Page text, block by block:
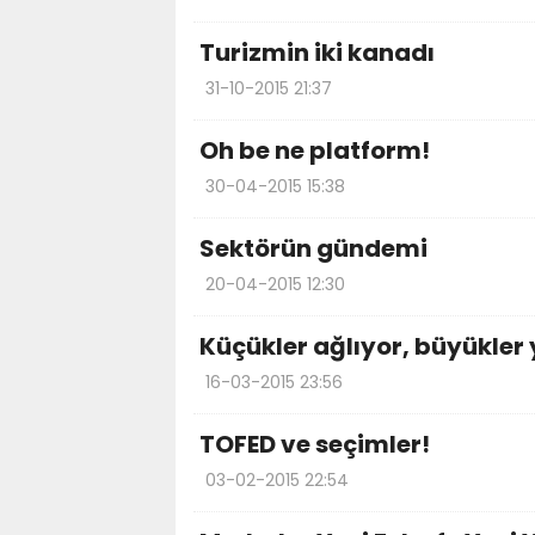
Turizmin iki kanadı
31-10-2015 21:37
Oh be ne platform!
30-04-2015 15:38
Sektörün gündemi
20-04-2015 12:30
Küçükler ağlıyor, büyükler
16-03-2015 23:56
TOFED ve seçimler!
03-02-2015 22:54